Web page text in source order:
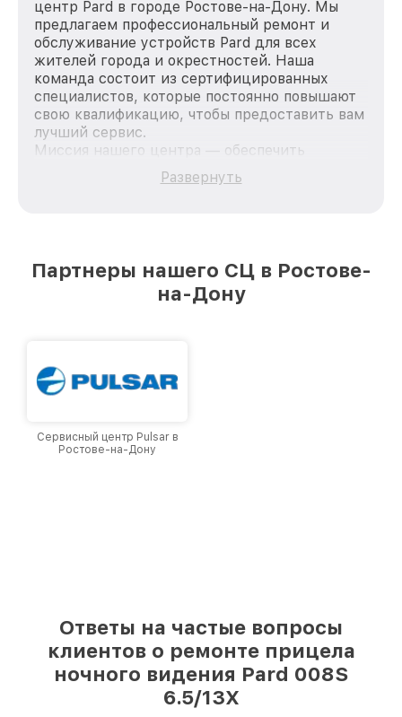
центр Pard в городе Ростове-на-Дону. Мы
предлагаем профессиональный ремонт и
обслуживание устройств Pard для всех
жителей города и окрестностей. Наша
команда состоит из сертифицированных
специалистов, которые постоянно повышают
свою квалификацию, чтобы предоставить вам
лучший сервис.
Миссия нашего центра — обеспечить
качественный и доступный ремонт для
каждого пользователя продукции Pard, вне
лучшим сервисным центром Pard в городе
Ростове-на-Дону, постоянно повышая уровень
Развернуть
Партнеры нашего СЦ в Ростове-
на-Дону
Сервисный центр Pulsar в
Ростове-на-Дону
Ответы на частые вопросы
клиентов о ремонте прицела
ночного видения Pard 008S
6.5/13X